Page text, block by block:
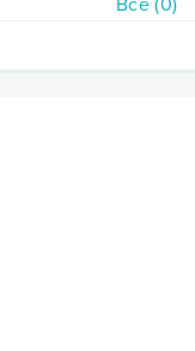
Все (0)